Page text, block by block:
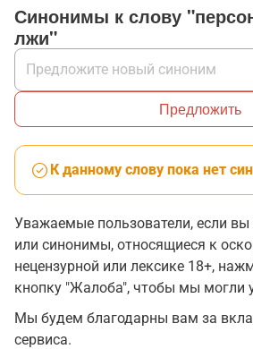
Синонимы к слову
лжи"
Предложить
К данному слову пока нет
Уважаемые пользователи, если
или синонимы, относящиеся к
нецензурной или лексике 18+,
кнопку "Жалоба", чтобы мы могли
Мы будем благодарны вам за
сервиса.